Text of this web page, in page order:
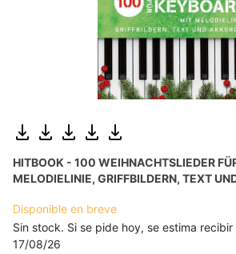
HITBOOK - 100 WEIHNACHTSLIEDER
MELODIELINIE, GRIFFBILDERN, TEXT
Disponible en breve
Sin stock. Si se pide hoy, se estima recibir
17/08/26